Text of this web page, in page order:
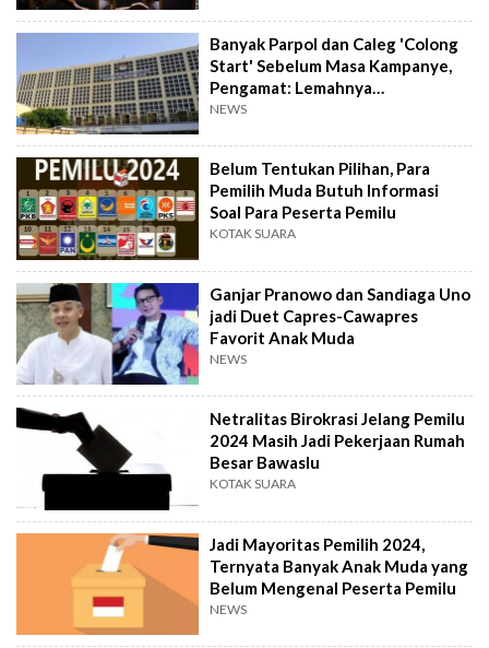
Banyak Parpol dan Caleg 'Colong
Start' Sebelum Masa Kampanye,
Pengamat: Lemahnya
Implementasi PKPU Nomor 33
NEWS
Belum Tentukan Pilihan, Para
Pemilih Muda Butuh Informasi
Soal Para Peserta Pemilu
KOTAK SUARA
Ganjar Pranowo dan Sandiaga Uno
jadi Duet Capres-Cawapres
Favorit Anak Muda
NEWS
Netralitas Birokrasi Jelang Pemilu
2024 Masih Jadi Pekerjaan Rumah
Besar Bawaslu
KOTAK SUARA
Jadi Mayoritas Pemilih 2024,
Ternyata Banyak Anak Muda yang
Belum Mengenal Peserta Pemilu
NEWS